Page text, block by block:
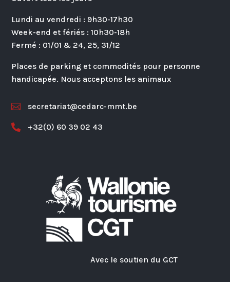
Lundi au vendredi : 9h30-17h30
Week-end et fériés : 10h30-18h
Fermé : 01/01 & 24, 25, 31/12
Places de parking et commodités pour personne
handicapée. Nous acceptons les animaux
 secretariat@cedarc-mmt.be
 +32(0) 60 39 02 43
Avec le soutien du GCT